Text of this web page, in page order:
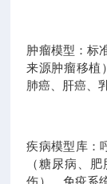
肿瘤模型：标
来源肿瘤移植
肺癌、肝癌、
疾病模型库：
（糖尿病、
伤）、免疫系